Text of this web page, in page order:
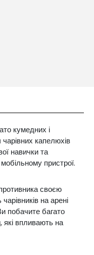
кумедних і
капелюхів
навички та
пристрої.
своєю
на арені
побачите багато
які впливають на